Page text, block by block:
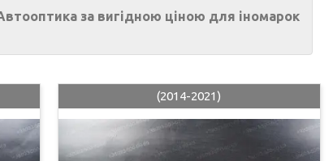
за вигідною ціною для іномарок
(2014-2021)